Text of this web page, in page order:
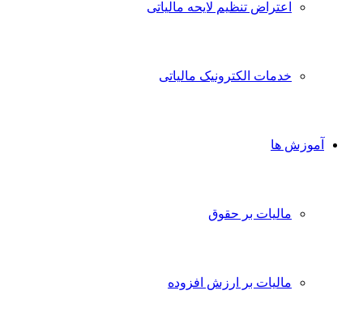
اعتراض تنظیم لایحه مالیاتی
خدمات الکترونیک مالیاتی
آموزش ها
مالیات بر حقوق
مالیات بر ارزش افزوده